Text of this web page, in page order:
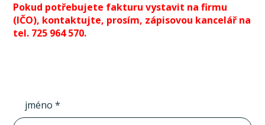
Pokud potřebujete fakturu vystavit na firmu
(IČO), kontaktujte, prosím, zápisovou kancelář na
tel. 725 964 570.
jméno *